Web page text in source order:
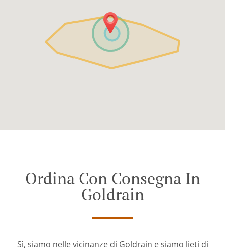
Ordina Con Consegna In
Goldrain
Sì, siamo nelle vicinanze di Goldrain e siamo lieti di